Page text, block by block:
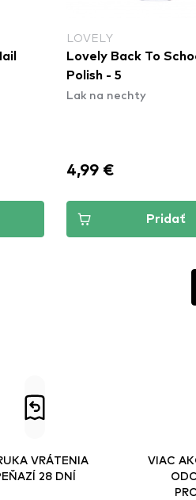
LOVELY
Lovely Back To
Polish - 5
Lak na nechty
4,99 €
Pridať
VRÁTENIA
28 DNÍ
VIAC